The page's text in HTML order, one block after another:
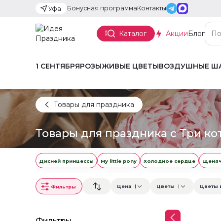
Уфа Бонусная программаКонтакты
Каталог АкцииБлог
1 СЕНТЯБРЯРОЗЫЖИВЫЕ ЦВЕТЫВОЗДУШНЫЕ
Товары для праздника
Товары для праздника с Три
Дисней принцессы My little pony Холодное сердце
Фильтры Цена Цветы Цветы